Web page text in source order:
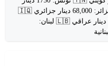
تونسي 🇩🇿 الجزائر: 68,000 دينار جزائري 🇮🇶
العراق: 265,000 دينار عراقي 🇱🇧 لبنان: